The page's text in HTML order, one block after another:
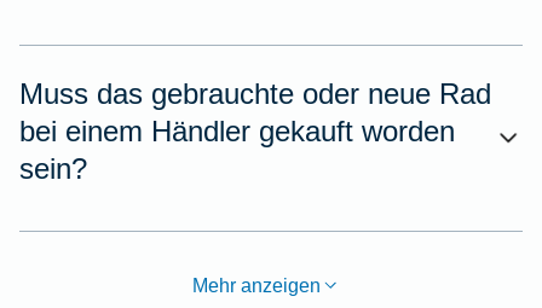
Muss das gebrauchte oder neue Rad
bei einem Händler gekauft worden
sein?
Mehr anzeigen